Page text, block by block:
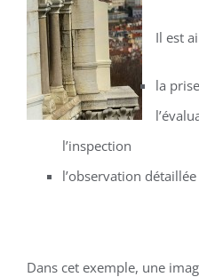
Il est
la
l’inspection
l’observation
Dans cet exemple, une